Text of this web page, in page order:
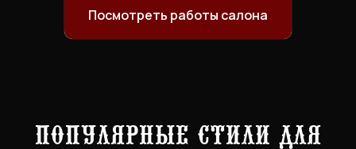
Посмотреть работы салона
Популярные стили для